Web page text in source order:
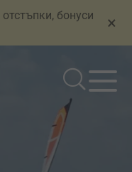
отстъпки, бонуси
×